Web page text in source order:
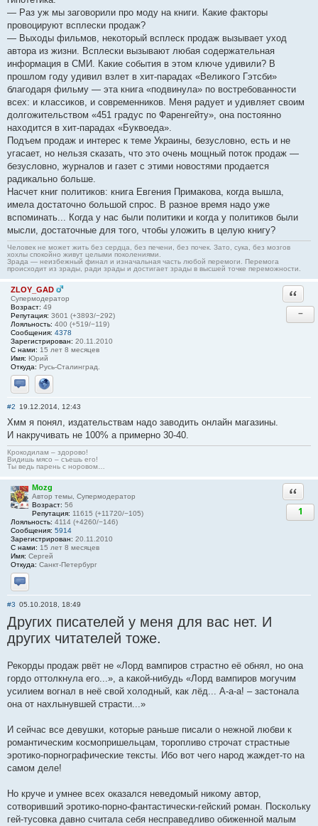
— Раз уж мы заговорили про моду на книги. Какие факторы
провоцируют всплески продаж?
— Выходы фильмов, некоторый всплеск продаж вызывает уход
автора из жизни. Всплески вызывают любая содержательная
информация в СМИ. Какие события в этом ключе удивили? В
прошлом году удивил взлет в хит-парадах «Великого Гэтсби»
благодаря фильму — эта книга «подвинула» по востребованности
всех: и классиков, и современников. Меня радует и удивляет своим
долгожительством «451 градус по Фаренгейту», она постоянно
находится в хит-парадах «Буквоеда».
Подъем продаж и интерес к теме Украины, безусловно, есть и не
угасает, но нельзя сказать, что это очень мощный поток продаж —
безусловно, журналов и газет с этими новостями продается
радикально больше.
Насчет книг политиков: книга Евгения Примакова, когда вышла,
имела достаточно большой спрос. В разное время надо уже
вспоминать... Когда у нас были политики и когда у политиков были
мысли, достаточные для того, чтобы уложить в целую книгу?
Человек не может жить без сердца, без печени, без почек. Зато, сука, без мозгов
хохлы спокойно живут целыми поколениями.
Зрада — неизбежный финал и изначальная часть любой перемоги. Перемога
происходит из зрады, ради зрады и достигает зрады в высшей точке переможности.
ZLOY_GAD
Супермодератор
Возраст: 49
Репутация: 3601 (+3893/−292)
Лояльность: 400 (+519/−119)
Сообщения: 4378
Зарегистрирован: 20.11.2010
С нами: 15 лет 8 месяцев
Имя: Юрий
Откуда: Русь-Сталинград.
Отправить личное сообщение
Сайт
−
#2 19.12.2014, 12:43
Хмм я понял, издательствам надо заводить онлайн магазины.
И накручивать не 100% а примерно 30-40.
Крокодилам – здорово!
Видишь мясо – съешь его!
Ты ведь парень с норовом…
Mozg
Автор темы, Супермодератор
Возраст: 56
Репутация: 11615 (+11720/−105)
Лояльность: 4114 (+4260/−146)
Сообщения: 5914
Зарегистрирован: 20.11.2010
С нами: 15 лет 8 месяцев
Имя: Сергей
Откуда: Санкт-Петербург
Отправить личное сообщение
1
#3 05.10.2018, 18:49
Других писателей у меня для вас нет. И
других читателей тоже.
Рекорды продаж рвёт не «Лорд вампиров страстно её обнял, но она
гордо оттолкнула его...», а какой-нибудь «Лорд вампиров могучим
усилием вогнал в неё свой холодный, как лёд... А-а-а! – застонала
она от нахлынувшей страсти...»
И сейчас все девушки, которые раньше писали о нежной любви к
романтическим космопришельцам, торопливо строчат страстные
эротико-порнографические тексты. Ибо вот чего народ жаждет-то на
самом деле!
Но круче и умнее всех оказался неведомый никому автор,
сотворивший эротико-порно-фантастически-гейский роман. Поскольку
гей-тусовка давно считала себя несправедливо обиженной малым